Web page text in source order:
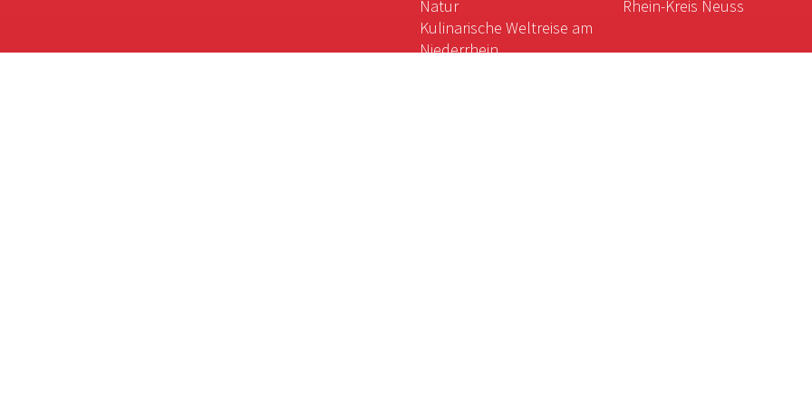
Natur
Kulinarische Weltreise am
Niederrhein
Rhein-Kreis Neuss